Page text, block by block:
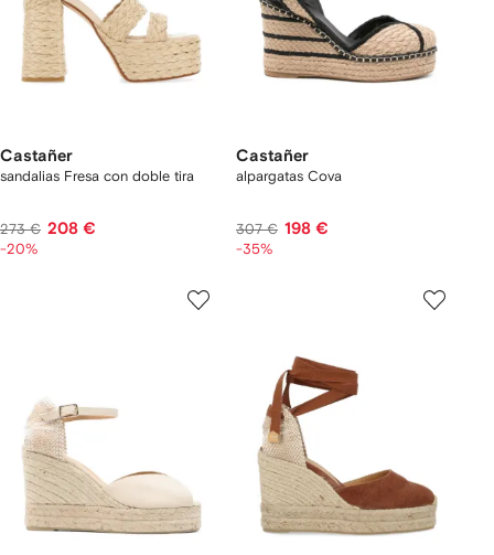
Castañer
sandalias Fresa con doble tira
273 € 208 €
-20%
Castañer
alpargatas Cova
307 € 198 €
-35%